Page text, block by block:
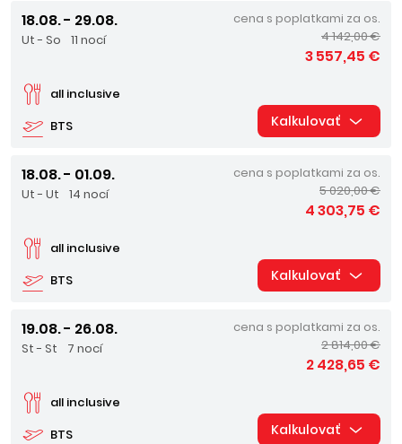
18.08. - 29.08.
Ut - So 11 nocí
BTS
all inclusive
cena s poplatkami za os.
4 142,00 €
3 557,45 €
Kalkulovať
18.08. - 01.09.
Ut - Ut 14 nocí
BTS
all inclusive
cena s poplatkami za os.
5 020,00 €
4 303,75 €
Kalkulovať
19.08. - 26.08.
St - St 7 nocí
BTS
all inclusive
cena s poplatkami za os.
2 814,00 €
2 428,65 €
Kalkulovať